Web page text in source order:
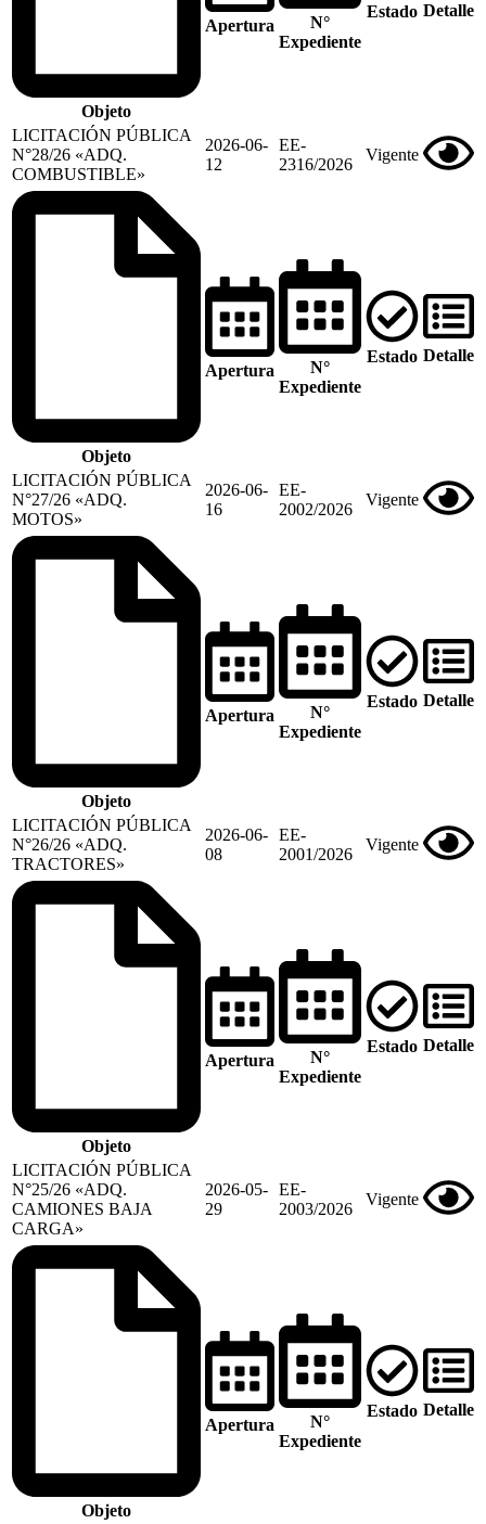
Objeto
Apertura
N°
Expediente
Estado Detalle
LICITACIÓN PÚBLICA
N°28/26 «ADQ.
COMBUSTIBLE»
2026-06-
12
EE-
2316/2026
Vigente
Objeto
Apertura
N°
Expediente
Estado Detalle
LICITACIÓN PÚBLICA
N°27/26 «ADQ.
MOTOS»
2026-06-
16
EE-
2002/2026
Vigente
Objeto
Apertura
N°
Expediente
Estado Detalle
LICITACIÓN PÚBLICA
N°26/26 «ADQ.
TRACTORES»
2026-06-
08
EE-
2001/2026
Vigente
Objeto
Apertura
N°
Expediente
Estado Detalle
LICITACIÓN PÚBLICA
N°25/26 «ADQ.
CAMIONES BAJA
CARGA»
2026-05-
29
EE-
2003/2026
Vigente
Objeto
Apertura
N°
Expediente
Estado Detalle